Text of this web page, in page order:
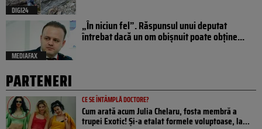
DIGI24
MEDIAFAX
„În niciun fel”. Răspunsul unui deputat
întrebat dacă un om obișnuit poate obține...
PARTENERI
CE SE ÎNTÂMPLĂ DOCTORE?
Cum arată acum Julia Chelaru, fosta membră a
trupei Exotic! Și-a etalat formele voluptoase, la...